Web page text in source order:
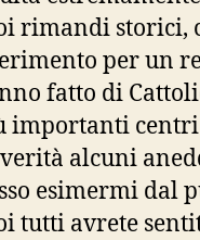
rimandi storici,
per un
fatto di
importanti
alcuni
esimermi dal
tutti avrete